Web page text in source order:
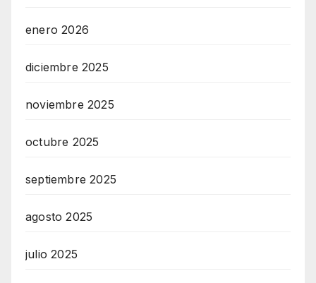
enero 2026
diciembre 2025
noviembre 2025
octubre 2025
septiembre 2025
agosto 2025
julio 2025